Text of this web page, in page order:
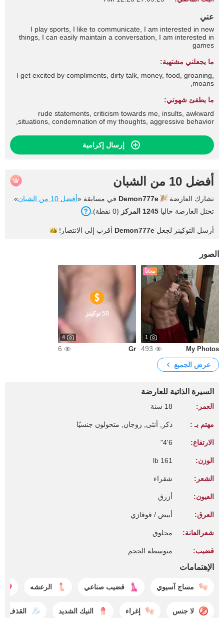
عني
I play sports, I like to communicate, I am interested in new
things, I can easily maintain a conversation, I am interested in
games
ما يجعلني مشتهية:
I get excited by compliments, dirty talk, money, food, groaning,
moans,
ما يطفئ شهوتي:
rude statements, criticism towards me, insults, awkward
situations, condemnation of my thoughts, aggressive behavior,
إرسال إكرامية
أفضل 10 من الشبان
تشارك العارضة Demon777e في مسابقة «أفضل 10 من الشبان
».
تحتل العارضة حاليا 1245 المركز (0 نقطة).
أرسل التوكينز لجعل Demon777e أقرب إلى الانتصار!
الصور
مجاناً
1
My Photos
493
50 توكينز
4
Gr
6
عرض الجميع
السيرة الذاتية للعارضة
العمر: 18 سنة
مهتم بـ : ذكر, أنثى, زوجان, متحولون جنسيًا
الارتفاع: 6'4"
الوزن: 161 lb
الشعر: شقراء
العيون: أزرق
العرق: أبيض / قوقازي
شعرالعانة: محلوق
قضيب: متوسطة الحجم
الإهتمامات
مساج آسيوي قضيب صناعي الرعشه
لا جنس إغراء النيك الشديد القذف